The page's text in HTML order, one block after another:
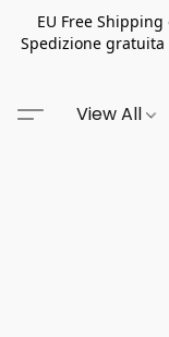
EU Free
Spedizione
View All